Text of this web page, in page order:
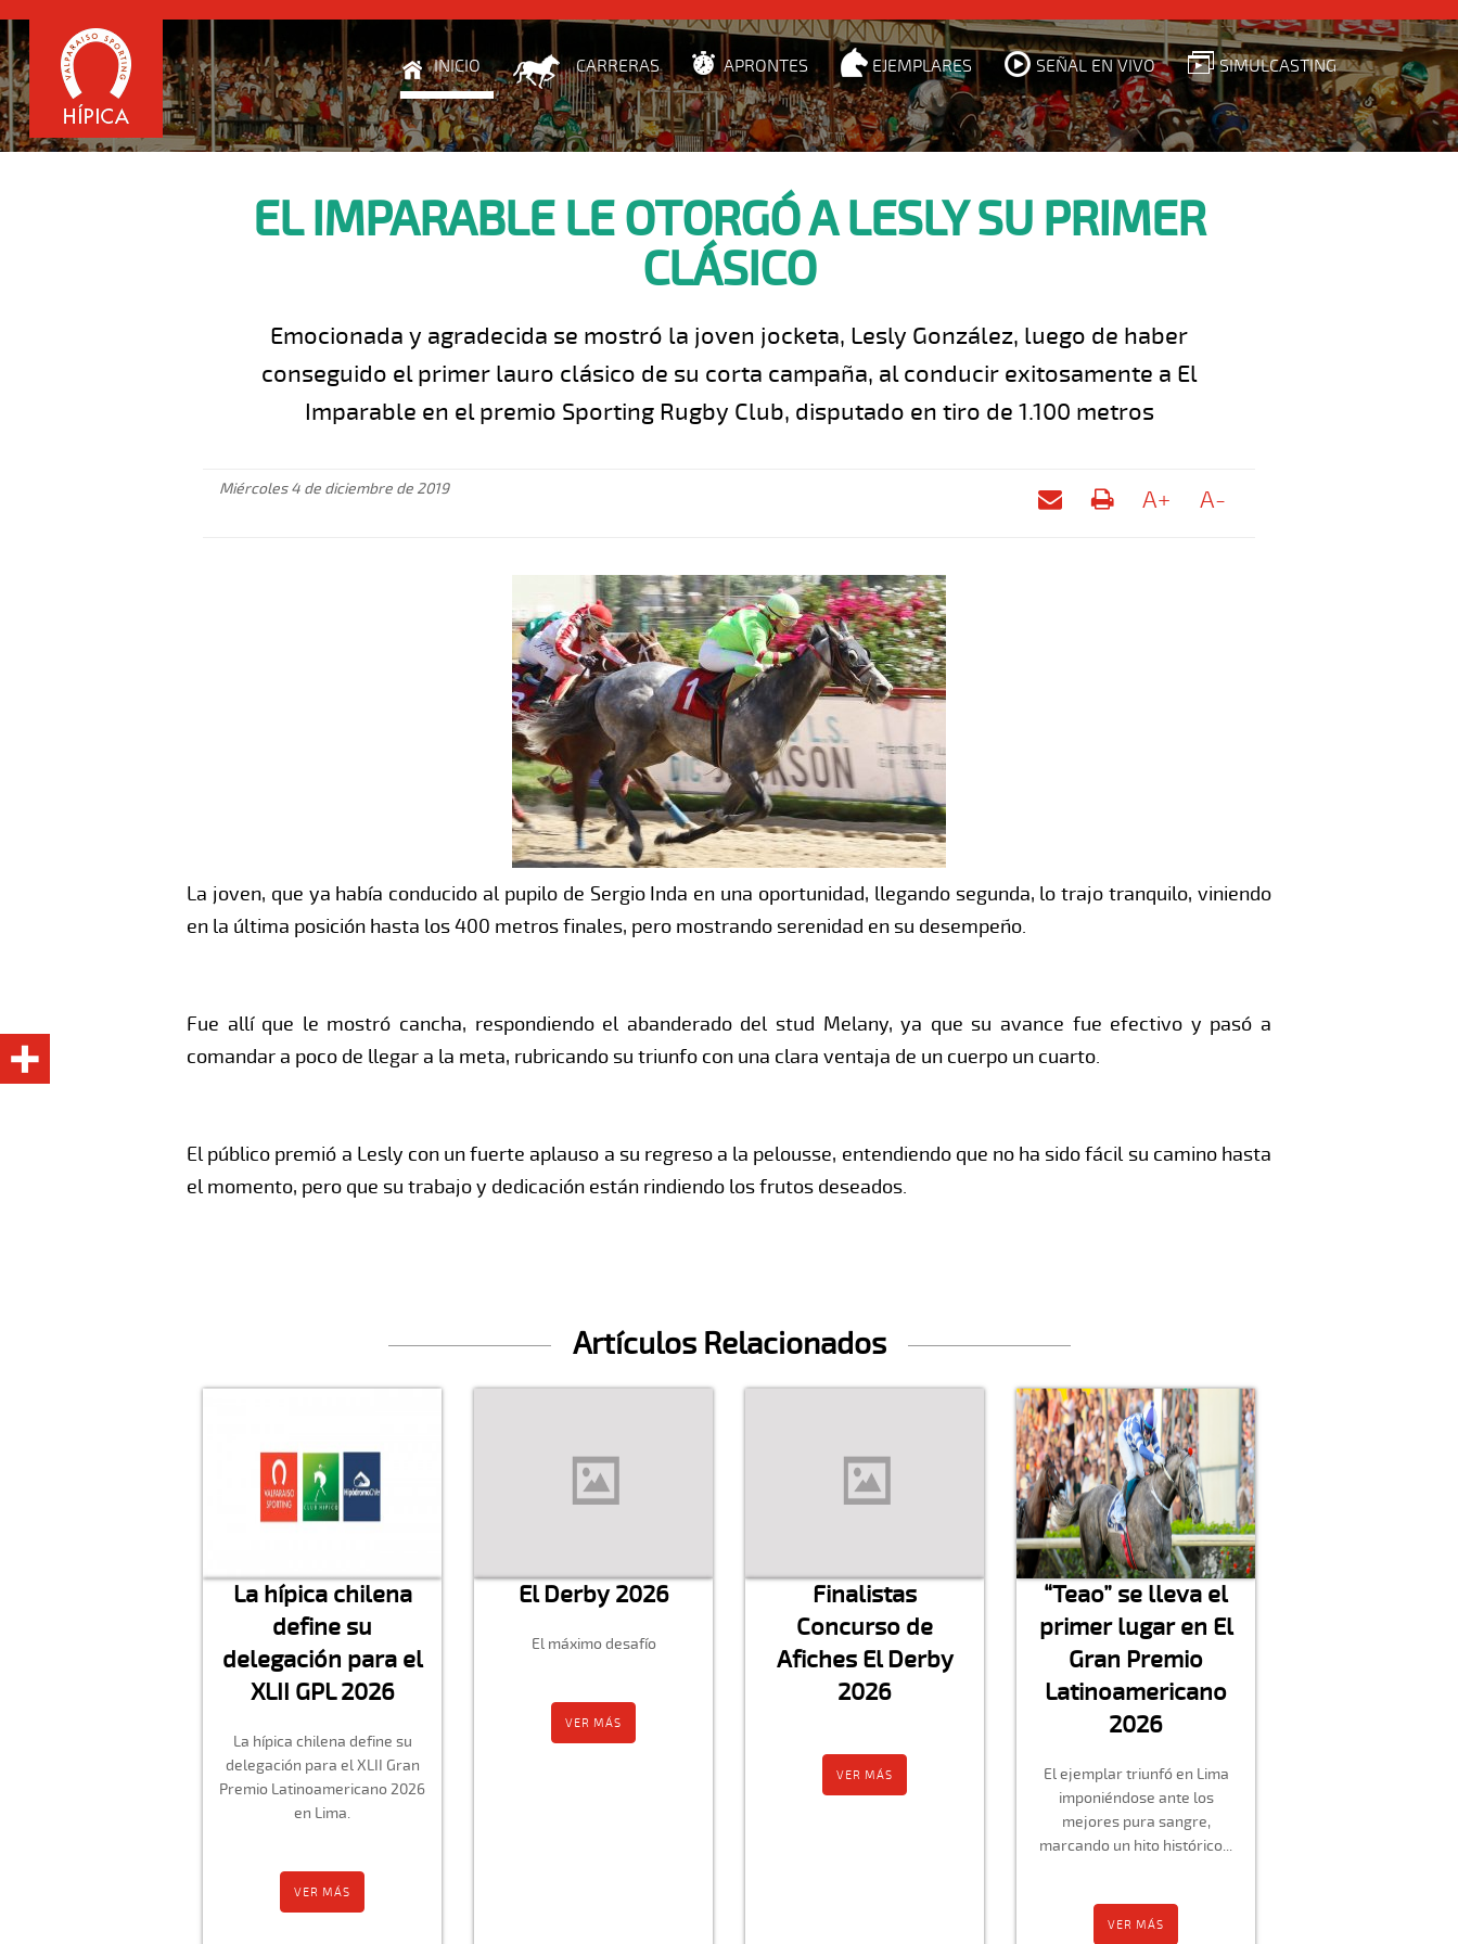
INICIO CARRERAS APRONTES EJEMPLARES SEÑAL EN VIVO SIMULCASTING
EL IMPARABLE LE OTORGÓ A LESLY SU PRIMER
CLÁSICO
Emocionada y agradecida se mostró la joven jocketa, Lesly González, luego de haber
conseguido el primer lauro clásico de su corta campaña, al conducir exitosamente a El
Imparable en el premio Sporting Rugby Club, disputado en tiro de 1.100 metros
Miércoles 4 de diciembre de 2019 A+ A-
La joven, que ya había conducido al pupilo de Sergio Inda en una oportunidad, llegando segunda, lo trajo tranquilo, viniendo
en la última posición hasta los 400 metros finales, pero mostrando serenidad en su desempeño.
Fue allí que le mostró cancha, respondiendo el abanderado del stud Melany, ya que su avance fue efectivo y pasó a
comandar a poco de llegar a la meta, rubricando su triunfo con una clara ventaja de un cuerpo un cuarto.
El público premió a Lesly con un fuerte aplauso a su regreso a la pelousse, entendiendo que no ha sido fácil su camino hasta
el momento, pero que su trabajo y dedicación están rindiendo los frutos deseados.
Artículos Relacionados
La hípica chilena
define su
delegación para el
XLII GPL 2026
La hípica chilena define su
delegación para el XLII Gran
Premio Latinoamericano 2026
en Lima.
VER MÁS
El Derby 2026
El máximo desafío
VER MÁS
Finalistas
Concurso de
Afiches El Derby
2026
VER MÁS
“Teao” se lleva el
primer lugar en El
Gran Premio
Latinoamericano
2026
El ejemplar triunfó en Lima
imponiéndose ante los
mejores pura sangre,
marcando un hito histórico...
VER MÁS